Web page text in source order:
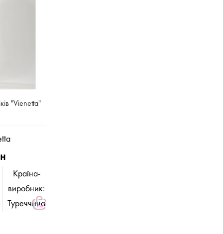
"Vienetta"
Країна-
виробник:
Туреччина